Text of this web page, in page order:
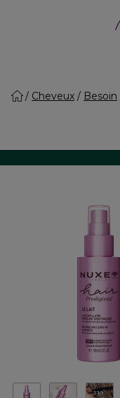
Cheveux Besoin